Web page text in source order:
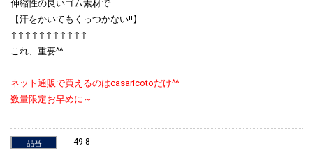
伸縮性の良いゴム素材で
【汗をかいてもくっつかない!!】
↑↑↑↑↑↑↑↑↑↑↑
これ、重要^^
ネット通販で買えるのはcasaricotoだけ^^
数量限定お早めに～
品番 49-8